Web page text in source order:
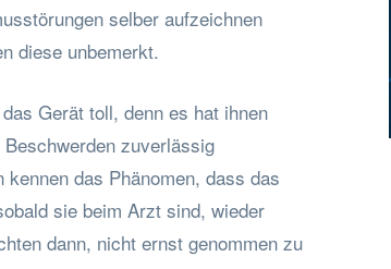
selber aufzeichnen
diese unbemerkt.
Gerät toll, denn es hat ihnen
zuverlässig
das Phänomen, dass das
sie beim Arzt sind, wieder
dann, nicht ernst genommen zu